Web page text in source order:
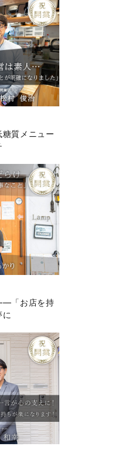
質メニュー
「お店を持